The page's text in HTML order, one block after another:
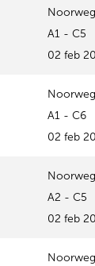
A1 - C5
02 feb
A1 - C6
02 feb
A2 - C5
02 feb